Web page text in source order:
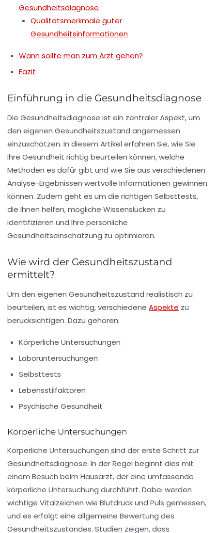
Gesundheitsdiagnose
Qualitätsmerkmale guter
Gesundheitsinformationen
Wann sollte man zum Arzt gehen?
Fazit
Einführung in die Gesundheitsdiagnose
Die Gesundheitsdiagnose ist ein zentraler Aspekt, um
den eigenen Gesundheitszustand angemessen
einzuschätzen. In diesem Artikel erfahren Sie, wie Sie
Ihre Gesundheit richtig beurteilen können, welche
Methoden es dafür gibt und wie Sie aus verschiedenen
Analyse-Ergebnissen wertvolle Informationen gewinnen
können. Zudem geht es um die richtigen Selbsttests,
die Ihnen helfen, mögliche Wissenslücken zu
identifizieren und Ihre persönliche
Gesundheitseinschätzung zu optimieren.
Wie wird der Gesundheitszustand
ermittelt?
Um den eigenen Gesundheitszustand realistisch zu
beurteilen, ist es wichtig, verschiedene Aspekte zu
berücksichtigen. Dazu gehören:
Körperliche Untersuchungen
Laboruntersuchungen
Selbsttests
Lebensstilfaktoren
Psychische Gesundheit
Körperliche Untersuchungen
Körperliche Untersuchungen sind der erste Schritt zur
Gesundheitsdiagnose. In der Regel beginnt dies mit
einem Besuch beim Hausarzt, der eine umfassende
körperliche Untersuchung durchführt. Dabei werden
wichtige Vitalzeichen wie Blutdruck und Puls gemessen,
und es erfolgt eine allgemeine Bewertung des
Gesundheitszustandes. Studien zeigen, dass